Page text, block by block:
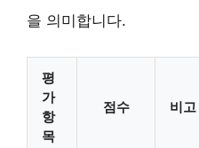
을 의미합니다.
평
가
항
목
점수 비고